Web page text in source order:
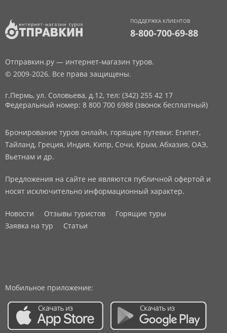
ПОДДЕРЖКА КЛИЕНТОВ
8-800-700-69-88
Отправкин.ру — интернет-магазин туров.
© 2009-2026. Все права защищены.
г.Пермь, ул. Соловьева, д.12, тел: (342) 255 42 17
Федеральный номер: 8 800 700 6988 (звонок бесплатный)
Бронирование туров онлайн, горящие путевки: Египет,
Тайланд, Греция, Индия, Кипр, Сочи, Крым, Абхазия, ОАЭ,
Вьетнам и др.
Предложения на сайте не являются публичной офертой и
носят исключительно информационный характер.
Новости Отзывы туристов
Горящие туры
Заявка на тур
Статьи
Мобильное приложение: